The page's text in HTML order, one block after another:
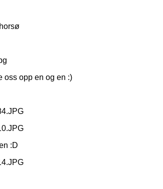
oss opp en og en :)
:D